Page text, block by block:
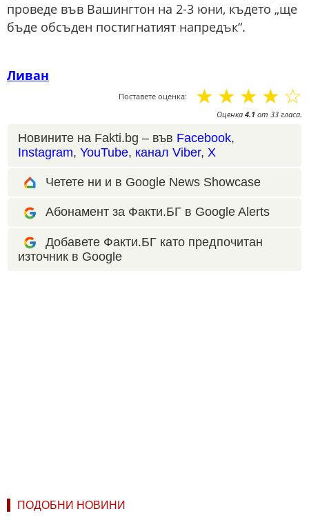
проведе във Вашингтон на 2-3 юни, където „ще
бъде обсъден постигнатият напредък“.
Ливан
Поставете оценка: ☆
☆
☆
☆
☆
Оценка 4.1 от 33 гласа.
Новините на Fakti.bg – във Facebook,
Instagram, YouTube, канал Viber, X
Четете ни и в Google News Showcase
Абонамент за Факти.БГ в Google Alerts
Добавете Факти.БГ като предпочитан
източник в Google
ПОДОБНИ НОВИНИ